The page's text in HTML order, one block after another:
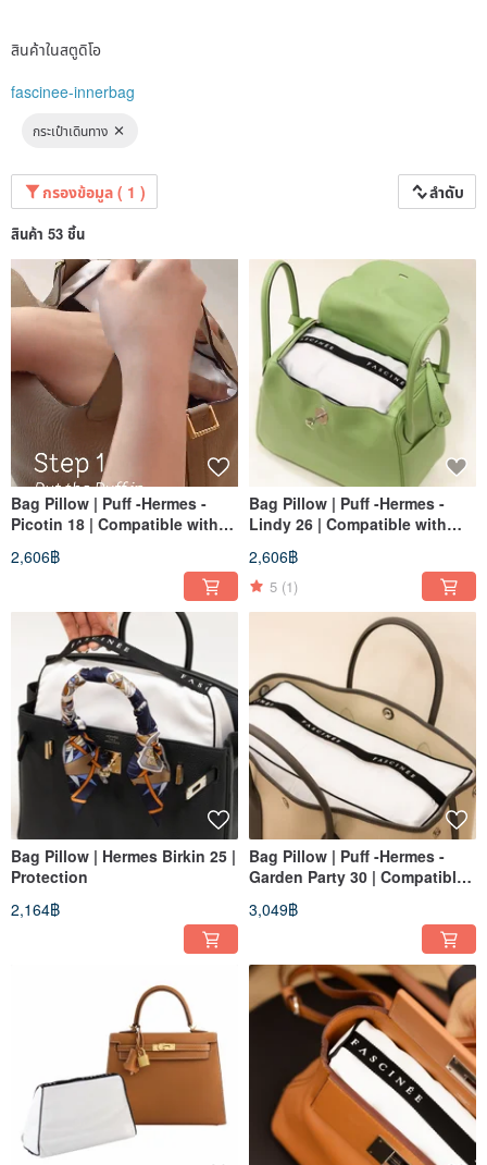
สินค้าในสตูดิโอ
fascinee-innerbag
กระเป๋าเดินทาง
กรองข้อมูล ( 1 ) ลำดับ
สินค้า 53 ชิ้น
Bag Pillow | Puff -Hermes -
Picotin 18 | Compatible with
bags | Protection
2,606฿
Bag Pillow | Puff -Hermes -
Lindy 26 | Compatible with
bags | Protection
2,606฿
5 (1)
Bag Pillow | Hermes Birkin 25 |
Protection
2,164฿
Bag Pillow | Puff -Hermes -
Garden Party 30 | Compatible
with bags | Protection
3,049฿